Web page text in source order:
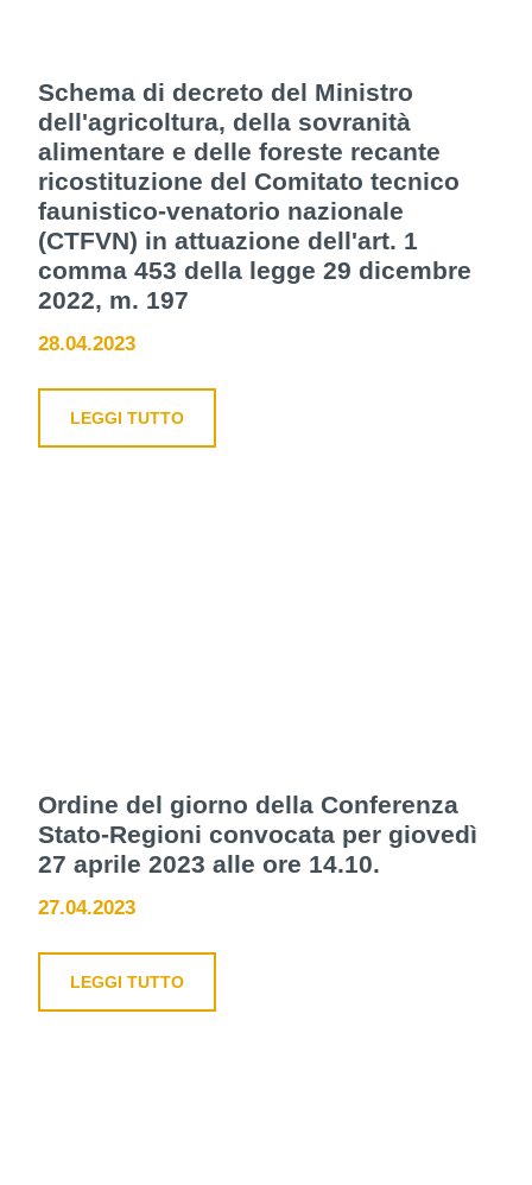
Schema di decreto del Ministro
dell'agricoltura, della sovranità
alimentare e delle foreste recante
ricostituzione del Comitato tecnico
faunistico-venatorio nazionale
(CTFVN) in attuazione dell'art. 1
comma 453 della legge 29 dicembre
2022, m. 197
28.04.2023
LEGGI TUTTO
Ordine del giorno della Conferenza
Stato-Regioni convocata per giovedì
27 aprile 2023 alle ore 14.10.
27.04.2023
LEGGI TUTTO